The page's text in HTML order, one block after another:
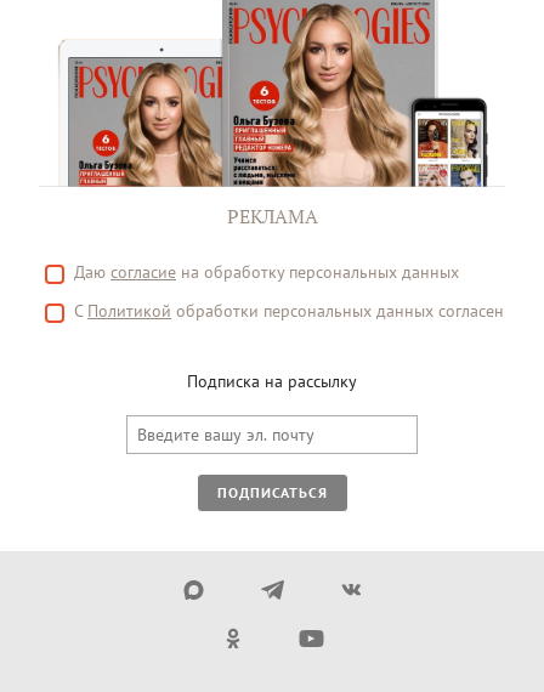
РЕКЛАМА
Даю согласие на обработку персональных данных
С Политикой обработки персональных данных согласен
Подписка на рассылку
ПОДПИСАТЬСЯ